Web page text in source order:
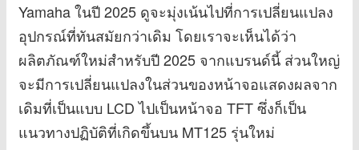
Yamaha ในปี 2025 ดูจะมุ่งเน้นไปที่การเปลี่ยนแปลง
อุปกรณ์ที่ทันสมัยกว่าเดิม โดยเราจะเห็นได้ว่า
ผลิตภัณฑ์ใหม่สำหรับปี 2025 จากแบรนด์นี้ ส่วนใหญ่
จะมีการเปลี่ยนแปลงในส่วนของหน้าจอแสดงผลจาก
เดิมที่เป็นแบบ LCD ไปเป็นหน้าจอ TFT ซึ่งก็เป็น
แนวทางปฏิบัติที่เกิดขึ้นบน MT125 รุ่นใหม่